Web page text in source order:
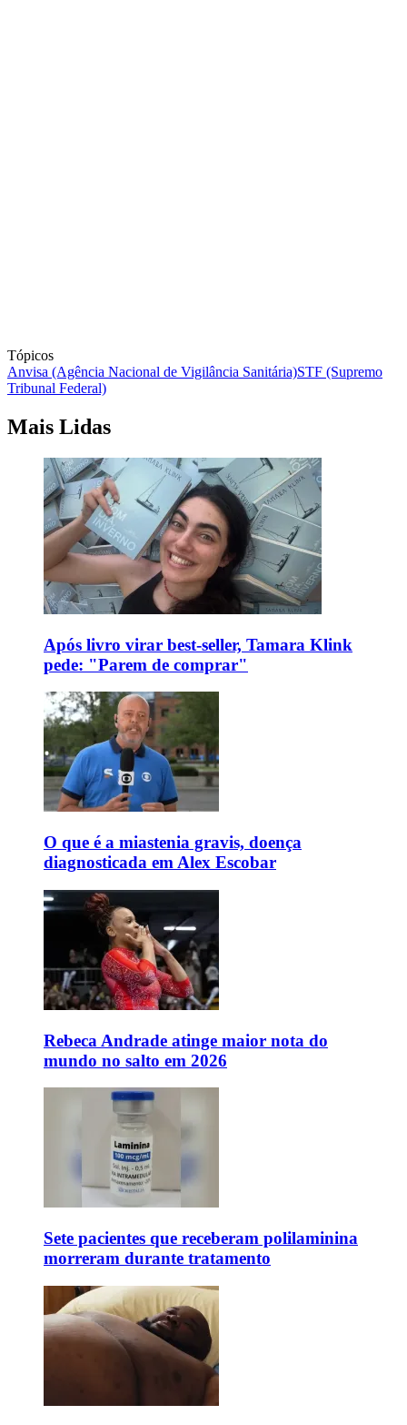
Tópicos
Anvisa (Agência Nacional de Vigilância Sanitária)STF (Supremo
Tribunal Federal)
Mais Lidas
Após livro virar best-seller, Tamara Klink
pede: "Parem de comprar"
O que é a miastenia gravis, doença
diagnosticada em Alex Escobar
Rebeca Andrade atinge maior nota do
mundo no salto em 2026
Sete pacientes que receberam polilaminina
morreram durante tratamento